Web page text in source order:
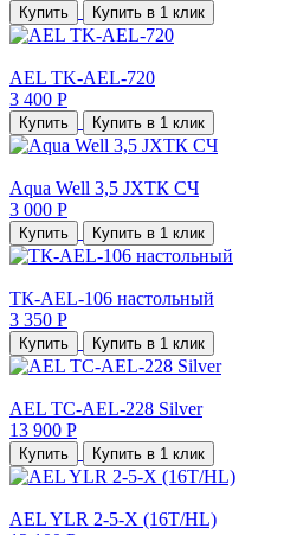
Купить Купить в 1 клик
AEL TK-AEL-720
3 400 Р
Купить Купить в 1 клик
Aqua Well 3,5 JXTК СЧ
3 000 Р
Купить Купить в 1 клик
TК-AEL-106 настольный
3 350 Р
Купить Купить в 1 клик
AEL TC-AEL-228 Silver
13 900 Р
Купить Купить в 1 клик
AEL YLR 2-5-X (16T/HL)